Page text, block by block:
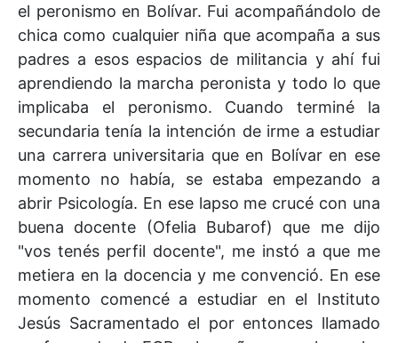
el peronismo en Bolívar. Fui acompañándolo de
chica como cualquier niña que acompaña a sus
padres a esos espacios de militancia y ahí fui
aprendiendo la marcha peronista y todo lo que
implicaba el peronismo. Cuando terminé la
secundaria tenía la intención de irme a estudiar
una carrera universitaria que en Bolívar en ese
momento no había, se estaba empezando a
abrir Psicología. En ese lapso me crucé con una
buena docente (Ofelia Bubarof) que me dijo
"vos tenés perfil docente", me instó a que me
metiera en la docencia y me convenció. En ese
momento comencé a estudiar en el Instituto
Jesús Sacramentado el por entonces llamado